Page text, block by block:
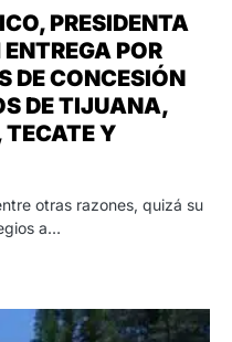
PRESIDENTA
POR
DE CONCESIÓN
DE TIJUANA,
Y
otras razones, quizá su
a…